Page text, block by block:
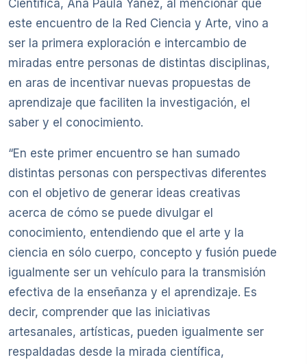
Científica, Ana Paula Yáñez, al mencionar que
este encuentro de la Red Ciencia y Arte, vino a
ser la primera exploración e intercambio de
miradas entre personas de distintas disciplinas,
en aras de incentivar nuevas propuestas de
aprendizaje que faciliten la investigación, el
saber y el conocimiento.
“En este primer encuentro se han sumado
distintas personas con perspectivas diferentes
con el objetivo de generar ideas creativas
acerca de cómo se puede divulgar el
conocimiento, entendiendo que el arte y la
ciencia en sólo cuerpo, concepto y fusión puede
igualmente ser un vehículo para la transmisión
efectiva de la enseñanza y el aprendizaje. Es
decir, comprender que las iniciativas
artesanales, artísticas, pueden igualmente ser
respaldadas desde la mirada científica,